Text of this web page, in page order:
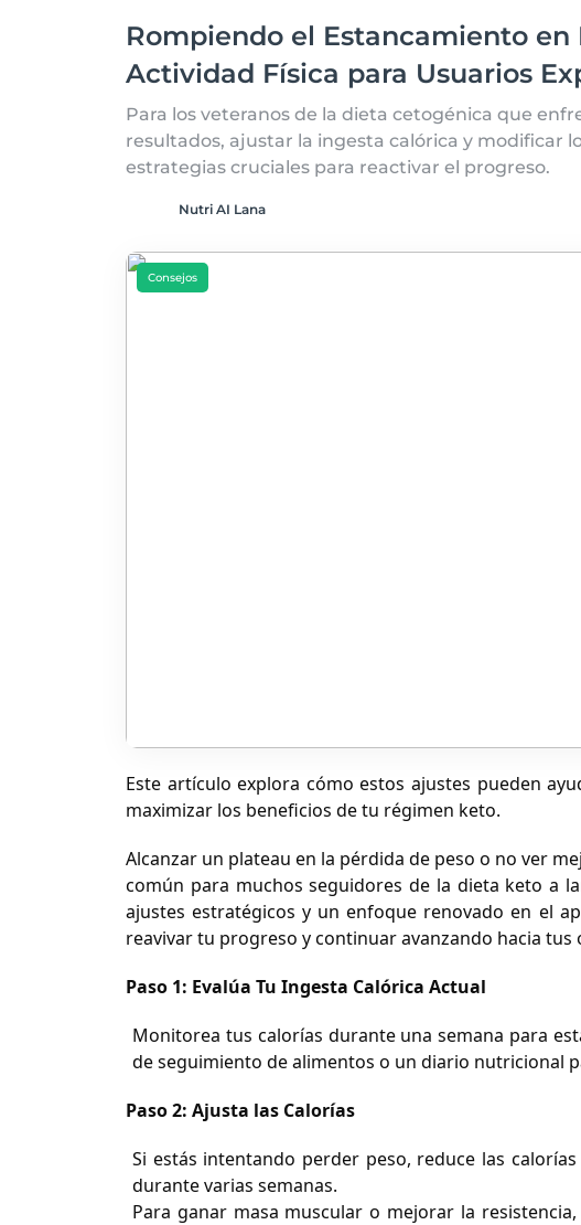
Rompiendo el Estancamiento en
Actividad Física para Usuarios
Para los veteranos de la dieta cetogénica que
resultados, ajustar la ingesta calórica y modificar
estrategias cruciales para reactivar el progreso.
Nutri AI Lana
Consejos
Este artículo explora cómo estos ajustes pueden
maximizar los beneficios de tu régimen keto.
Alcanzar un plateau en la pérdida de peso o no ver
común para muchos seguidores de la dieta keto a
ajustes estratégicos y un enfoque renovado en el
reavivar tu progreso y continuar avanzando hacia tus
Paso 1: Evalúa Tu Ingesta Calórica Actual
Monitorea tus calorías durante una semana para
de seguimiento de alimentos o un diario nutricional
Paso 2: Ajusta las Calorías
Si estás intentando perder peso, reduce las
durante varias semanas.
Para ganar masa muscular o mejorar la